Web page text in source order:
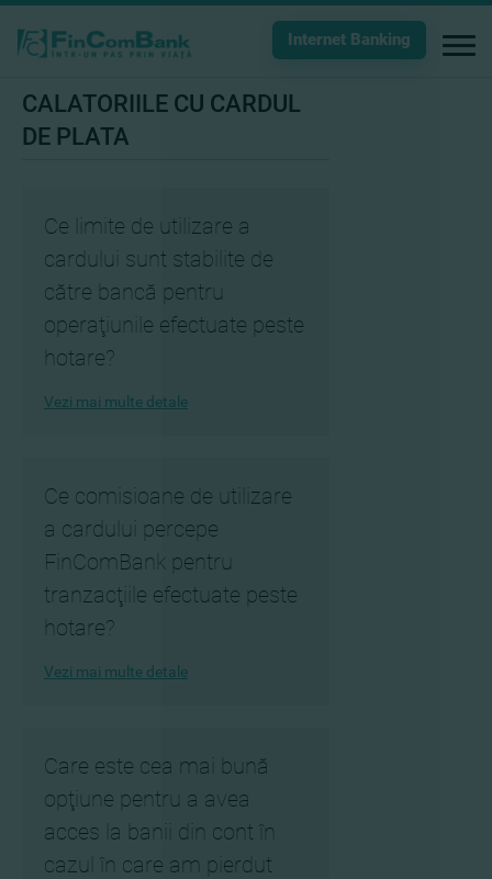
Internet Banking
CALATORIILE CU CARDUL
DE PLATA
Ce limite de utilizare a
cardului sunt stabilite de
către bancă pentru
operaţiunile efectuate peste
hotare?
Vezi mai multe detale
Ce comisioane de utilizare
a cardului percepe
FinComBank pentru
tranzacţiile efectuate peste
hotare?
Vezi mai multe detale
Care este cea mai bună
opţiune pentru a avea
acces la banii din cont în
cazul în care am pierdut